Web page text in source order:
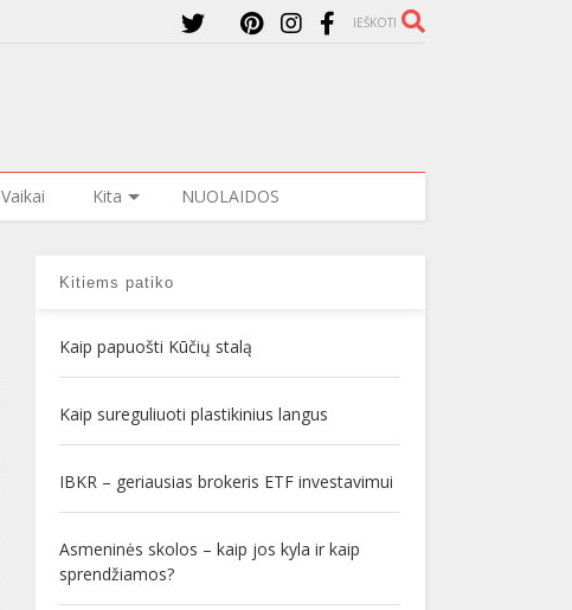
IEŠKOTI
Vaikai Kita NUOLAIDOS
Kitiems patiko
Kaip papuošti Kūčių stalą
Kaip sureguliuoti plastikinius langus
IBKR – geriausias brokeris ETF investavimui
Asmeninės skolos – kaip jos kyla ir kaip
sprendžiamos?